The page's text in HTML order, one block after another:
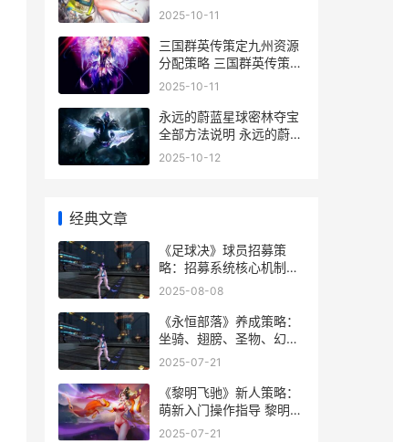
传最强阵容搭配
2025-10-11
三国群英传策定九州资源
分配策略 三国群英传策定
九州哪个公司的
2025-10-11
永远的蔚蓝星球密林夺宝
全部方法说明 永远的蔚蓝
星球55关怎么过
2025-10-12
经典文章
《足球决》球员招募策
略：招募系统核心机制解
析 足球决赛谁赢
2025-08-08
《永恒部落》养成策略：
坐骑、翅膀、圣物、幻影
进阶规则详细解答 部落怎
2025-07-21
《黎明飞驰》新人策略：
萌新入门操作指导 黎明飞
天鳐
2025-07-21